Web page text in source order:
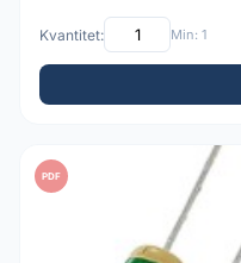
Kvantitet: Min: 1
PDF